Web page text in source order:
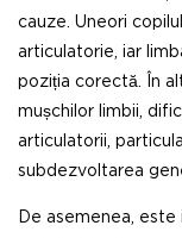
cauze. Uneori
articulatorie, iar
poziția corectă. În
mușchilor limbii,
articulatorii,
subdezvoltarea
De asemenea,